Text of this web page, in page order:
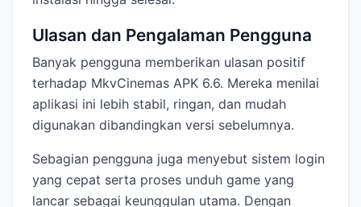
Ulasan dan Pengalaman Pengguna
Banyak pengguna memberikan ulasan positif
terhadap MkvCinemas APK 6.6. Mereka menilai
aplikasi ini lebih stabil, ringan, dan mudah
digunakan dibandingkan versi sebelumnya.
Sebagian pengguna juga menyebut sistem login
yang cepat serta proses unduh game yang
lancar sebagai keunggulan utama. Dengan